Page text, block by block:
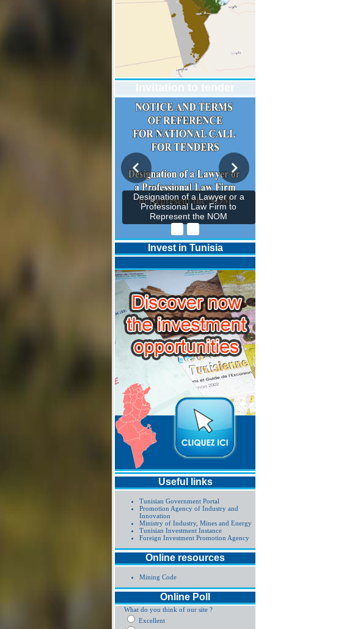
Invitation to tender
Designation of a Lawyer or a
Professional Law Firm to
Represent the NOM
Invest in Tunisia
Useful links
Tunisian Government Portal
Promotion Agency of Industry and
Innovation
Ministry of Industry, Mines and Energy
Tunisian Investment Instance
Foreign Investment Promotion Agency
Online resources
Mining Code
Online Poll
What do you think of our site ?
Excellent